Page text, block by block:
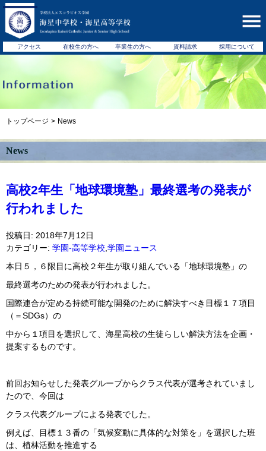
アクセス 採用について
在校生の方へ 資料請求
卒業生の方へ
トップページ > News
News
高校2年生「地球環境塾」最終選考の発表が
行われました
投稿日: 2018年7月12日
カテゴリー: 学園-高等学校,学園ニュース
本日５，６限目に高校２年生が取り組んでいる「地球環境塾」の
最終選考のための発表が行われました。
国際連合が定める持続可能な開発のために解決すべき目標１７項目
（＝SDGs）の
中から１項目を選択して、海星高校の生徒らしい解決方法を企画・
提案するものです。
前回お知らせした発表グループからクラス代表が選考されていまし
たので、今回は
クラス代表グループによる発表でした。
例えば、目標１３番の「気候変動に具体的な対策を」を選択した班
は、植林活動を推進する